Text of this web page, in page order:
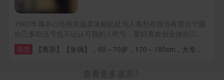
1967年属羊心地善良温柔体贴处处为人着想有担当有责任宁愿
自己多吃点亏也不让认可我的人吃亏，爱好喜欢创业做自己喜
欢有意义的事，从不把时间浪费在无用之处，不打牌，不喝
酒，更不爱凑热闹，人实在靠谱非常顾家的一位贤惠良人
寻觅 【离异】【丧偶】，60～70岁，170～180cm，大专，2万-3万，广东深圳，【已购房(无贷款)】【有能力购房】，已购车-无贷款，，其他要求：20万保证金，每月零花钱不低于5000元
查看更多嘉宾 